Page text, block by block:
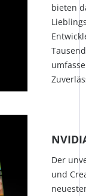
bieten
Der
und